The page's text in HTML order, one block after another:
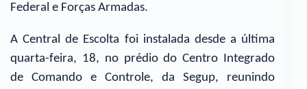
Federal e Forças Armadas.
A Central de Escolta foi instalada desde a última
quarta-feira, 18, no prédio do Centro Integrado
de Comando e Controle, da Segup, reunindo